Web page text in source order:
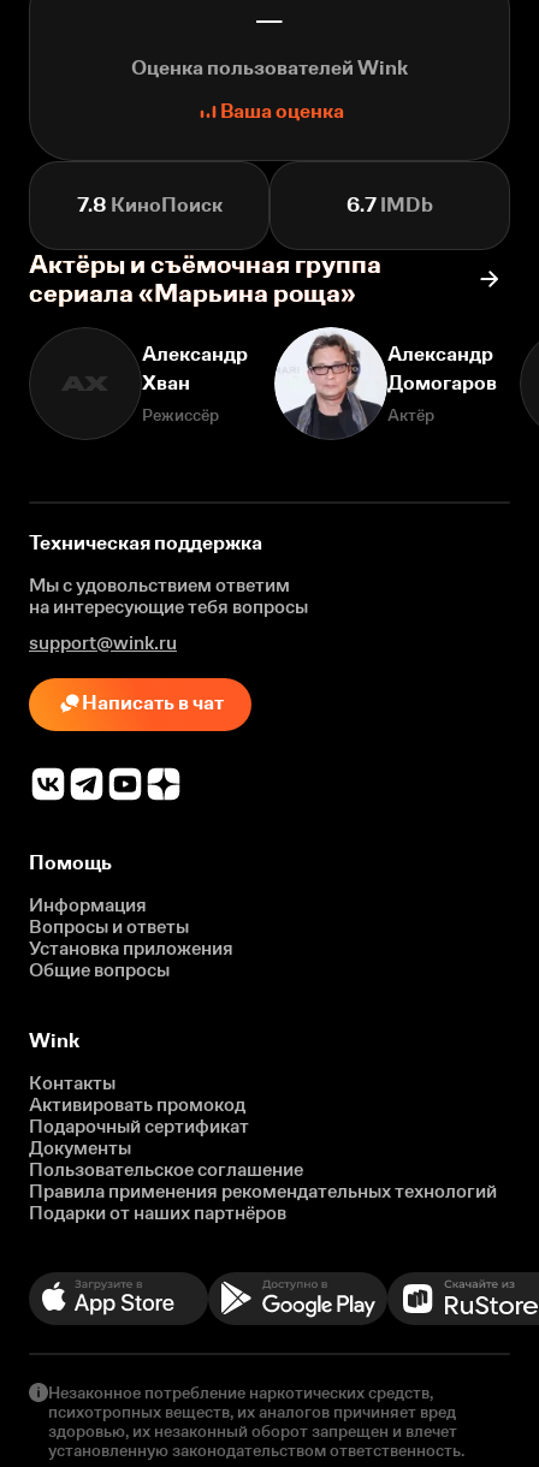
—
Оценка пользователей Wink
Ваша оценка
7.8 КиноПоиск 6.7 IMDb
Актёры и съёмочная группа
сериала «Марьина роща»
АХ
Александр
Хван
Режиссёр
Александр
Домогаров
Актёр
Техническая поддержка
Мы с удовольствием ответим
на интересующиетебя вопросы
support@wink.ru
Написать в чат
Помощь
Информация
Вопросы и ответы
Установка приложения
Общие вопросы
Wink
Контакты
Активировать промокод
Подарочный сертификат
Документы
Пользовательское соглашение
Правила применения рекомендательных технологий
Подарки от наших партнёров
Незаконное потребление наркотических средств,
психотропных веществ, их аналогов причиняет вред
здоровью, их незаконный оборот запрещен и влечет
установленную законодательством ответственность.